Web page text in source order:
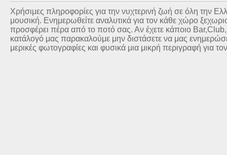
Χρήσιμες πληροφορίες για την νυχτερινή ζωή σε όλη την
μουσική. Ενημερωθείτε αναλυτικά για τον κάθε χώρο
προσφέρει πέρα από το ποτό σας. Αν έχετε κάποιο
κατάλογό μας παρακαλούμε μην διστάσετε να μας
μερικές φωτογραφίες και φυσικά μια μικρή περιγραφή για